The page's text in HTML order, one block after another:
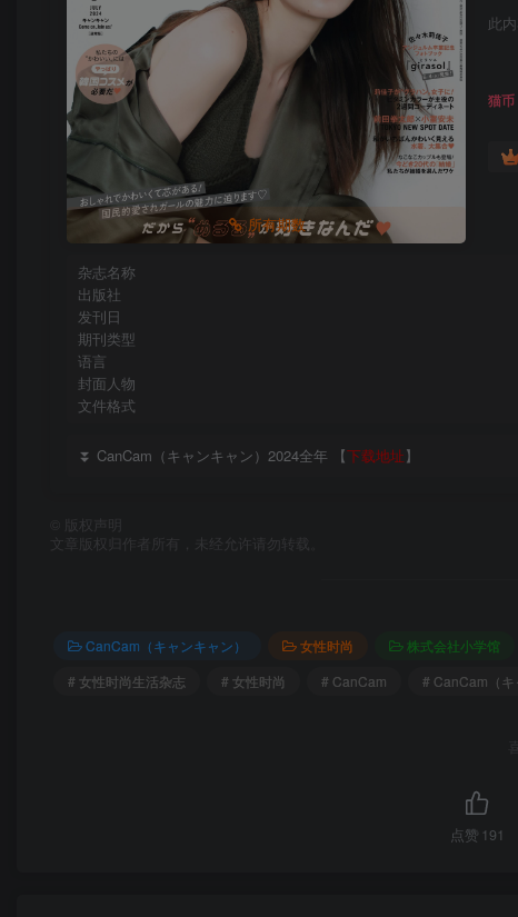
所有期数
此
猫币
杂志名称
出版社
发刊日
期刊类型
语言
封面人物
文件格式
⏬ CanCam（キャンキャン）2024全年 【下载地址】
版权声明
文章版权归作者所有，未经允许请勿转载。
CanCam（キャンキャン） 女性时尚
株式会社小学馆
# 女性时尚生活杂志
# 女性时尚 # CanCam # CanCam（キ
点赞 191